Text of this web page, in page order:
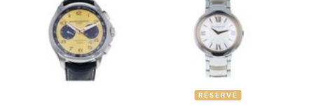
RÉSERVÉ